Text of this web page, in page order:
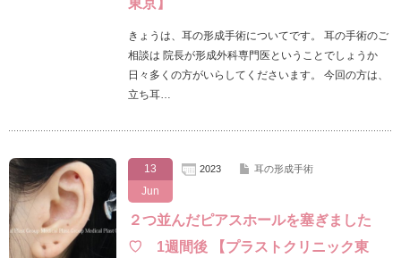
東京】
きょうは、耳の形成手術についてです。 耳の手術のご
相談は 院長が形成外科専門医ということでしょうか
日々多くの方がいらしてくださいます。 今回の方は、
立ち耳…
13
Jun
2023 耳の形成手術
２つ並んだピアスホールを塞ぎました
♡ 1週間後 【プラストクリニック東